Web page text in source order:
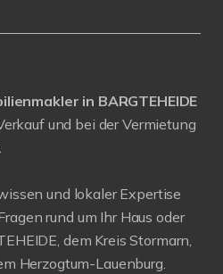
in BARGTEHEIDE
und bei der Vermietung
und lokaler Expertise
rund um Ihr Haus oder
dem Kreis Stormarn,
Herzogtum-Lauenburg.